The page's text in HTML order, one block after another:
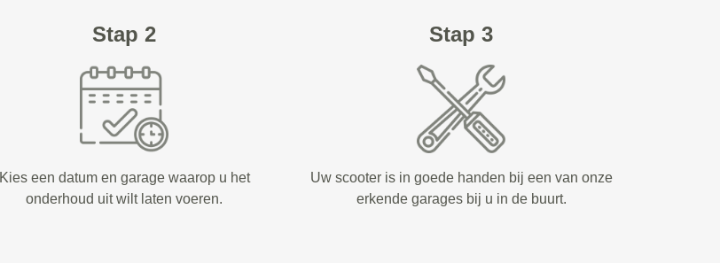
Stap 2
Kies een datum en garage waarop u het
onderhoud uit wilt laten voeren.
Stap 3
Uw scooter is in goede handen bij een van onze
erkende garages bij u in de buurt.